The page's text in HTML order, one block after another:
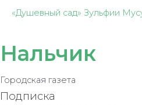
«Душевный сад» Зульфии
Нальчик
Городская газета
Подписка